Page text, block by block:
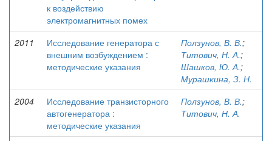
к воздействию
электромагнитных помех
2011
Исследование генератора с
внешним возбуждением :
методические указания
Ползунов, В. В.;
Титович, Н. А.;
Шашков, Ю. А.;
Мурашкина, З. Н.
2004
Исследование транзисторного
автогенератора :
методические указания
Ползунов, В. В.;
Титович, Н. А.